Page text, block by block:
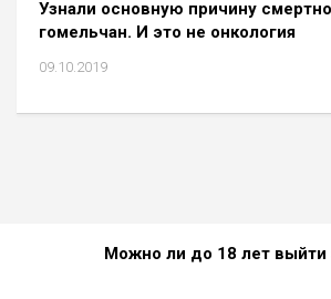
Узнали основную причину
гомельчан. И это не онкология
09.10.2019
Можно ли до 18 лет выйти